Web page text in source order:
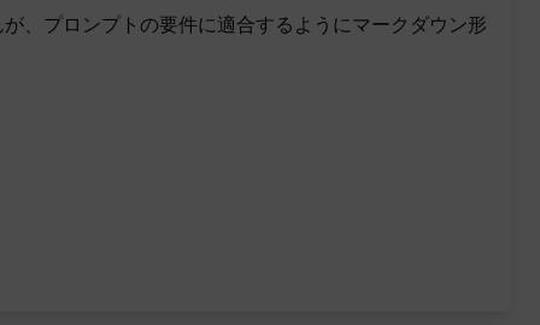
、プロンプトの要件に適合するようにマークダウン形